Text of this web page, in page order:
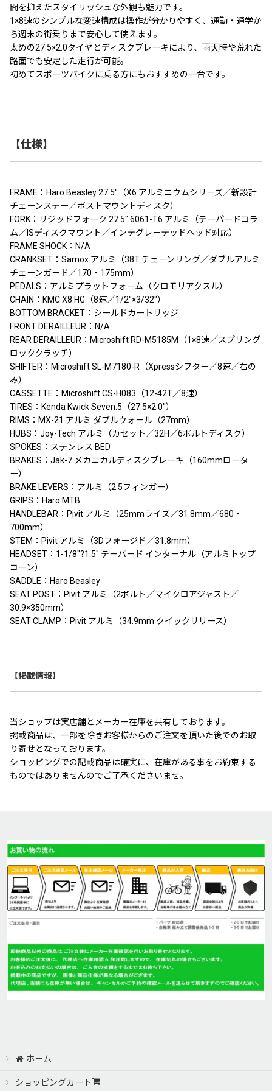
間を抑えたスタイリッシュな外観も魅力です。
1×8速のシンプルな変速構成は操作が分かりやすく、通勤・通学か
ら週末の街乗りまで安心して使えます。
太めの27.5×2.0タイヤとディスクブレーキにより、雨天時や荒れた
路面でも安定した走行が可能。
初めてスポーツバイクに乗る方にもおすすめの一台です。
【仕様】
FRAME：Haro Beasley 27.5″（X6 アルミニウムシリーズ／新設計
チェーンステー／ポストマウントディスク）
FORK：リジッドフォーク 27.5″ 6061-T6 アルミ（テーパードコラ
ム／ISディスクマウント／インテグレーテッドヘッド対応）
FRAME SHOCK：N/A
CRANKSET：Samox アルミ（38T チェーンリング／ダブルアルミ
チェーンガード／170・175mm）
PEDALS：アルミプラットフォーム（クロモリアクスル）
CHAIN：KMC X8 HG（8速／1/2″×3/32″）
BOTTOM BRACKET：シールドカートリッジ
FRONT DERAILLEUR：N/A
REAR DERAILLEUR：Microshift RD-M5185M（1×8速／スプリング
ロッククラッチ）
SHIFTER：Microshift SL-M7180-R（Xpressシフター／8速／右の
み）
CASSETTE：Microshift CS-H083（12-42T／8速）
TIRES：Kenda Kwick Seven.5（27.5×2.0″）
RIMS：MX-21 アルミ ダブルウォール（27mm）
HUBS：Joy-Tech アルミ（カセット／32H／6ボルトディスク）
SPOKES：ステンレス BED
BRAKES：Jak-7 メカニカルディスクブレーキ（160mmロータ
ー）
BRAKE LEVERS：アルミ（2.5フィンガー）
GRIPS：Haro MTB
HANDLEBAR：Pivit アルミ（25mmライズ／31.8mm／680・
700mm）
STEM：Pivit アルミ（3Dフォージド／31.8mm）
HEADSET：1-1/8″?1.5″ テーパード インターナル（アルミトップ
コーン）
SADDLE：Haro Beasley
SEAT POST：Pivit アルミ（2ボルト／マイクロアジャスト／
30.9×350mm）
SEAT CLAMP：Pivit アルミ（34.9mm クイックリリース）
【掲載情報】
当ショップは実店舗とメーカー在庫を共有しております。
掲載商品は、一部を除きお客様からのご注文を頂いた後でのお取
り寄せとなっております。
ショッピングでの記載商品は確実に、在庫がある事をお約束する
ものではありませんのでご了承くださいませ。
ホーム
ショッピングカート